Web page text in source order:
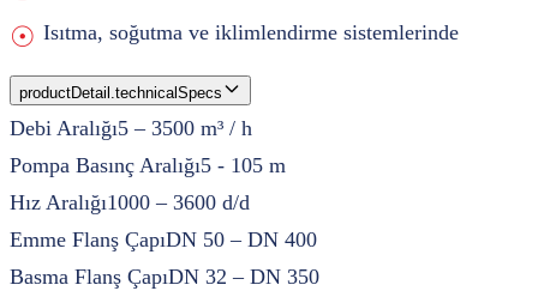
Isıtma, soğutma ve iklimlendirme sistemlerinde
productDetail.technicalSpecs
Debi Aralığı5 – 3500 m³ / h
Pompa Basınç Aralığı5 - 105 m
Hız Aralığı1000 – 3600 d/d
Emme Flanş ÇapıDN 50 – DN 400
Basma Flanş ÇapıDN 32 – DN 350